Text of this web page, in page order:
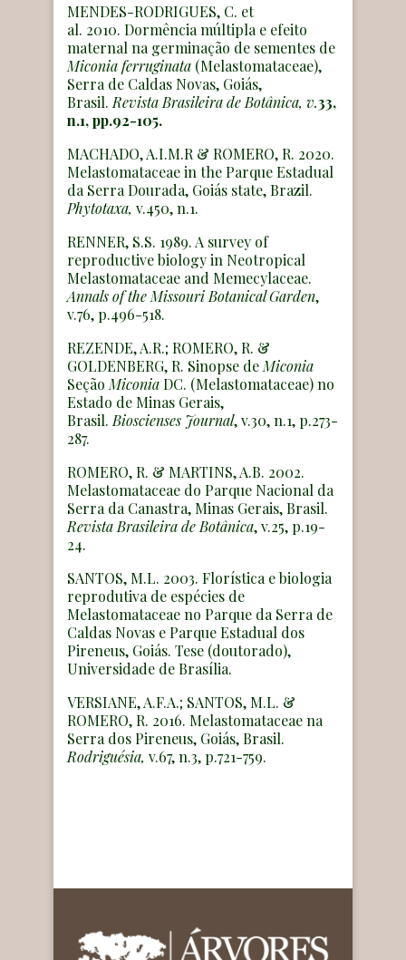
MENDES-RODRIGUES, C. et
al. 2010. Dormência múltipla e efeito
maternal na germinação de sementes de
Miconia ferruginata (Melastomataceae),
Serra de Caldas Novas, Goiás,
Brasil. Revista Brasileira de Botânica, v.33,
n.1, pp.92-105.
MACHADO, A.I.M.R & ROMERO, R. 2020.
Melastomataceae in the Parque Estadual
da Serra Dourada, Goiás state, Brazil.
Phytotaxa, v.450, n.1.
RENNER, S.S. 1989. A survey of
reproductive biology in Neotropical
Melastomataceae and Memecylaceae.
Annals of the Missouri Botanical Garden,
v.76, p.496-518.
REZENDE, A.R.; ROMERO, R. &
GOLDENBERG, R. Sinopse de Miconia
Seção MiconiaDC. (Melastomataceae) no
Estado de Minas Gerais,
Brasil. Bioscienses Journal, v.30, n.1, p.273-
287.
ROMERO, R. & MARTINS, A.B. 2002.
Melastomataceae do Parque Nacional da
Serra da Canastra, Minas Gerais, Brasil.
Revista Brasileira de Botânica, v.25, p.19-
24.
SANTOS, M.L. 2003. Florística e biologia
reprodutiva de espécies de
Melastomataceae no Parque da Serra de
Caldas Novas e Parque Estadual dos
Pireneus, Goiás. Tese (doutorado),
Universidade de Brasília.
VERSIANE, A.F.A.; SANTOS, M.L. &
ROMERO, R. 2016. Melastomataceae na
Serra dos Pireneus, Goiás, Brasil.
Rodriguésia, v.67, n.3, p.721-759.